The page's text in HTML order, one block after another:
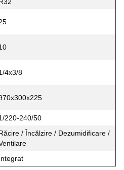
4x3/8
220-240/50
/ Încălzire / Dezumidificare /